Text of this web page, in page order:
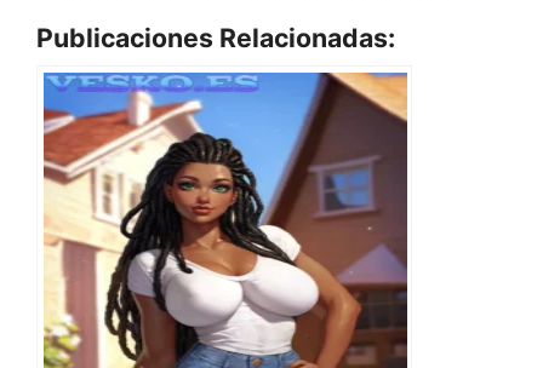
Publicaciones Relacionadas: